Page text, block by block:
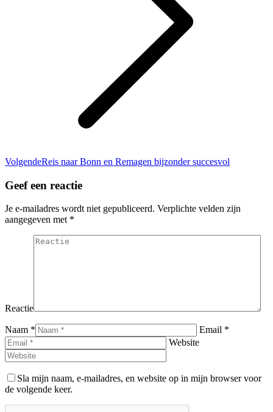
VolgendeVolgend
Reis naar Bonn en Remagen bijzonder succesvol
Geef een reactie
Je e-mailadres wordt niet gepubliceerd. Verplichte velden zijn
aangegeven met *
Reactie
Naam *
Email *
Website
Sla mijn naam, e-mailadres, en website op in mijn browser voor
de volgende keer.